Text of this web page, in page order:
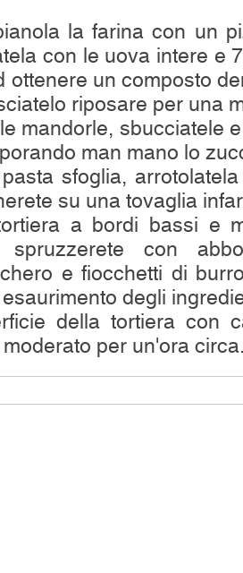
la farina con un
con le uova intere e
ottenere un composto
riposare per una
mandorle, sbucciatele
man mano lo
sfoglia,
su una tovaglia
a bordi bassi e
spruzzerete con
e fiocchetti di
degli
della tortiera con
per un'ora